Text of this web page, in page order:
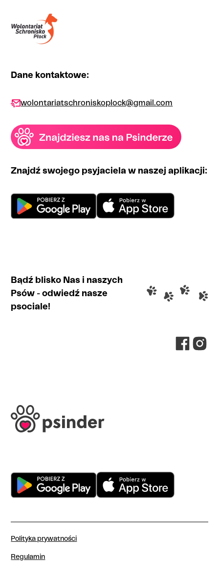
Dane kontaktowe:
wolontariatschroniskoplock@gmail.com
Znajdź swojego psyjaciela w naszej aplikacji:
Bądź blisko Nas i naszych
Psów - odwiedź nasze
psociale!
Polityka prywatności
Regulamin